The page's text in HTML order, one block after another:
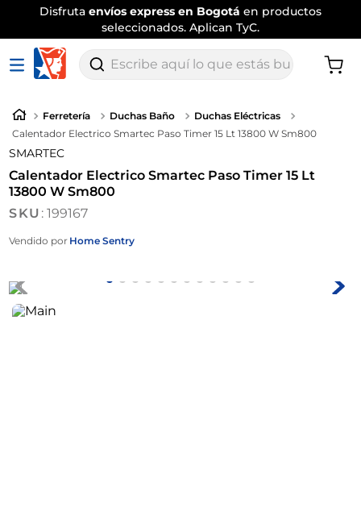
Disfruta envíos express en Bogotá en productos
seleccionados. Aplican TyC.
Escribe aquí lo que estás buscando
Ferretería Duchas Baño
Duchas Eléctricas
Calentador Electrico Smartec Paso Timer 15 Lt 13800 W Sm800
SMARTEC
Calentador Electrico Smartec Paso Timer 15 Lt
13800 W Sm800
:199167
Vendido por Home Sentry